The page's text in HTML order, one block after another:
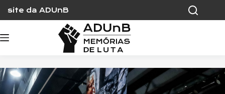
content
site da ADUnB